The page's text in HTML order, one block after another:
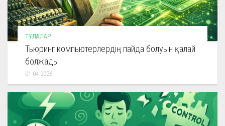
ТҰЛҒАЛАР
Тьюринг компьютерлердің пайда болуын қалай
болжады
01.04.2026